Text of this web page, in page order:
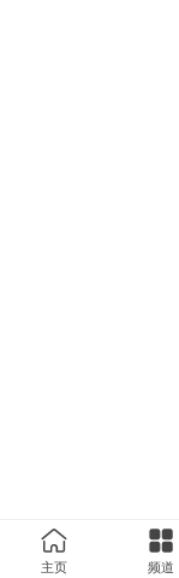
主页 频道